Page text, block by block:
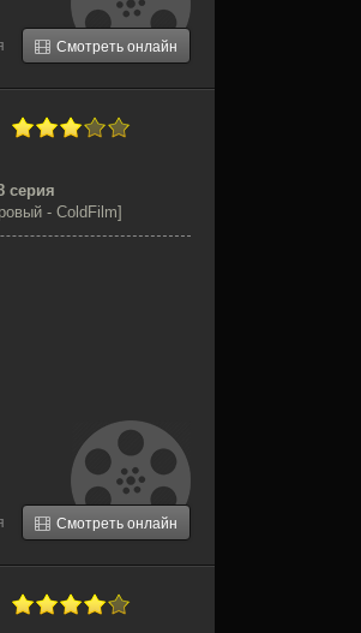
Смотреть онлайн
серия
- ColdFilm]
Смотреть онлайн